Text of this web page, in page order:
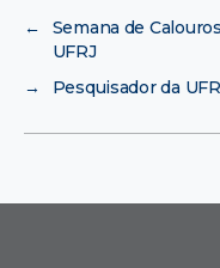
←
Semana de
UFRJ
→
Pesquisador da